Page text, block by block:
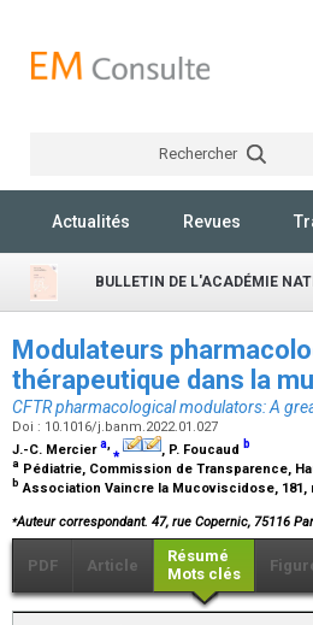
Rechercher
Actualités Revues
BULLETIN DE L'ACADÉMIE
Modulateurs
thérapeutique dans la
CFTR pharmacological modulators: A
Doi : 10.1016/j.banm.2022.01.027
J.-C. Merciera,⁎ , P. Foucaud b
a Pédiatrie, Commission de Transparence,
b Association Vaincre la Mucoviscidose, 181,
⁎Auteur correspondant. 47, rue Copernic, 75116
PDF Article
Résumé
Mots clés